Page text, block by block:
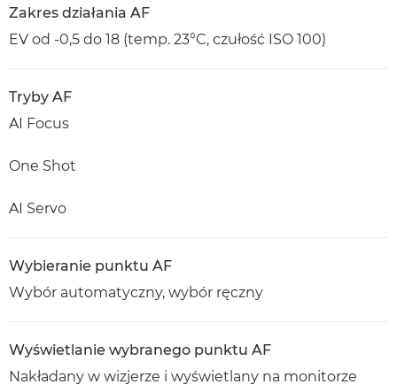
Zakres działania AF
EV od -0,5 do 18 (temp. 23°C, czułość ISO 100)
Tryby AF
AI Focus
One Shot
AI Servo
Wybieranie punktu AF
Wybór automatyczny, wybór ręczny
Wyświetlanie wybranego punktu AF
Nakładany w wizjerze i wyświetlany na monitorze